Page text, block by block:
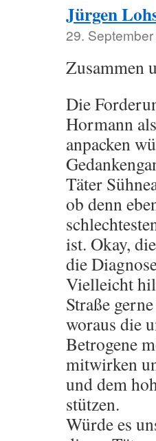
Jürgen
29.
Zusammen
Die
Hormann
anpacken
Täter
ob denn
ist. Okay,
die
Vielleicht
Straße
woraus die
Betrogene
mitwirken
und dem
stützen.
Würde es